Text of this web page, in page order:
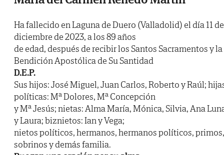
Ha fallecido en Laguna de Duero (Valladolid) el día 11 de
diciembre de 2023, a los 89 años
de edad, después de recibir los Santos Sacramentos y la
Bendición Apostólica de Su Santidad
D.E.P.
Sus hijos: José Miguel, Juan Carlos, Roberto y Raúl;
políticas: Mª Dolores, Mª Concepción
y Mª Jesús; nietas: Alma María, Mónica, Silvia, Ana
y Laura; biznietos: Ian y Vega;
nietos políticos, hermanos, hermanos políticos, primos,
sobrinos y demás familia.